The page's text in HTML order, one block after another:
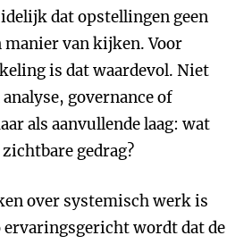
dat opstellingen geen
van kijken. Voor
is dat waardevol. Niet
governance of
als aanvullende laag: wat
gedrag?
over systemisch werk is
ervaringsgericht wordt dat de